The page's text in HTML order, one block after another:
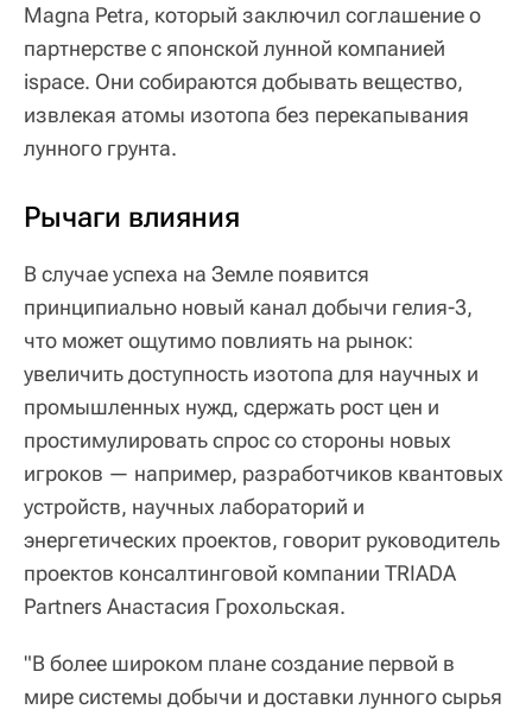
Magna Petra, который заключил соглашение о
партнерстве с японской лунной компанией
ispace. Они собираются добывать вещество,
извлекая атомы изотопа без перекапывания
лунного грунта.
Рычаги влияния
В случае успеха на Земле появится
принципиально новый канал добычи гелия-3,
что может ощутимо повлиять на рынок:
увеличить доступность изотопа для научных и
промышленных нужд, сдержать рост цен и
простимулировать спрос со стороны новых
игроков — например, разработчиков квантовых
устройств, научных лабораторий и
энергетических проектов, говорит руководитель
проектов консалтинговой компании TRIADA
Partners Анастасия Грохольская.
"В более широком плане создание первой в
мире системы добычи и доставки лунного сырья